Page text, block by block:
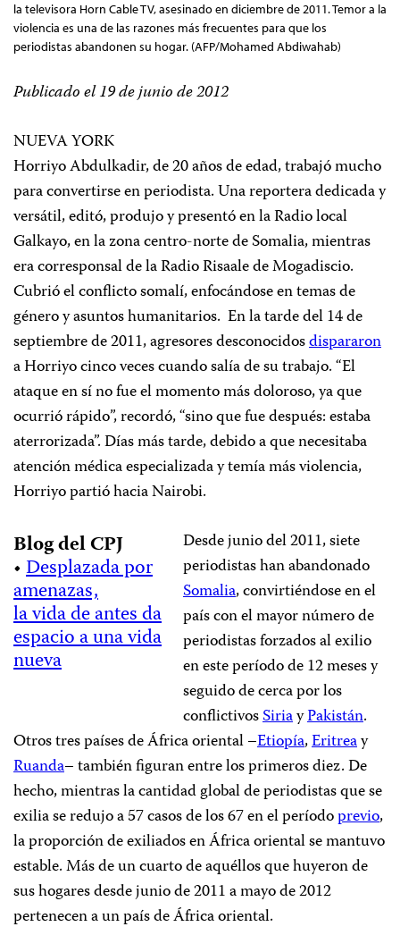
la televisora Horn Cable TV, asesinado en diciembre de 2011. Temor a la
violencia es una de las razones más frecuentes para que los
periodistas abandonen su hogar. (AFP/Mohamed Abdiwahab)
Publicado el 19 de junio de 2012
NUEVA YORK
Horriyo Abdulkadir, de 20 años de edad, trabajó mucho
para convertirse en periodista. Una reportera dedicada y
versátil, editó, produjo y presentó en la Radio local
Galkayo, en la zona centro-norte de Somalia, mientras
era corresponsal de la Radio Risaale de Mogadiscio.
Cubrió el conflicto somalí, enfocándose en temas de
género y asuntos humanitarios. En la tarde del 14 de
septiembre de 2011, agresores desconocidosdispararon
a Horriyo cinco veces cuando salía de su trabajo. “El
ataque en sí no fue el momento más doloroso, ya que
ocurrió rápido”, recordó, “sino que fue después: estaba
aterrorizada”. Días más tarde, debido a que necesitaba
atención médica especializada y temía más violencia,
Horriyo partió hacia Nairobi.
Blog del CPJ
•Desplazada por
amenazas,
la vida de antes da
espacio a una vida
nueva
Desde junio del 2011, siete
periodistas han abandonado
Somalia, convirtiéndose en el
país con el mayor número de
periodistas forzados al exilio
en este período de 12 meses y
seguido de cerca por los
conflictivosSiriayPakistán.
Otros tres países de África oriental –Etiopía,Eritreay
Ruanda– también figuran entre los primeros diez. De
hecho, mientras la cantidad global de periodistas que se
exilia se redujo a 57 casos de los 67 en el períodoprevio,
la proporción de exiliados en África oriental se mantuvo
estable. Más de un cuarto de aquéllos que huyeron de
sus hogares desde junio de 2011 a mayo de 2012
pertenecen a un país de África oriental.